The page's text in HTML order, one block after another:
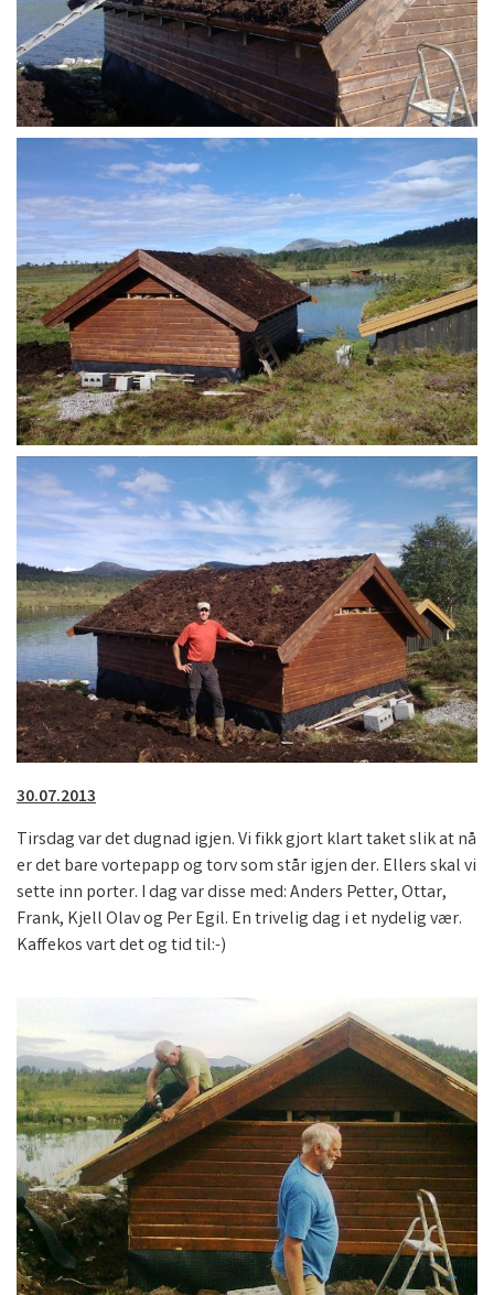
30.07.2013
Tirsdag var det dugnad igjen. Vi fikk gjort klart taket slik at nå
er det bare vortepapp og torv som står igjen der. Ellers skal vi
sette inn porter. I dag var disse med: Anders Petter, Ottar,
Frank, Kjell Olav og Per Egil. En trivelig dag i et nydelig vær.
Kaffekos vart det og tid til:-)